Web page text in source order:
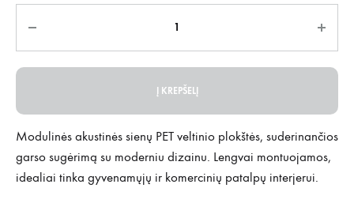
Į KREPŠELĮ
Modulinės akustinės sienų PET veltinio plokštės, suderinančios
garso sugėrimą su moderniu dizainu. Lengvai montuojamos,
idealiai tinka gyvenamųjų ir komercinių patalpų interjerui.